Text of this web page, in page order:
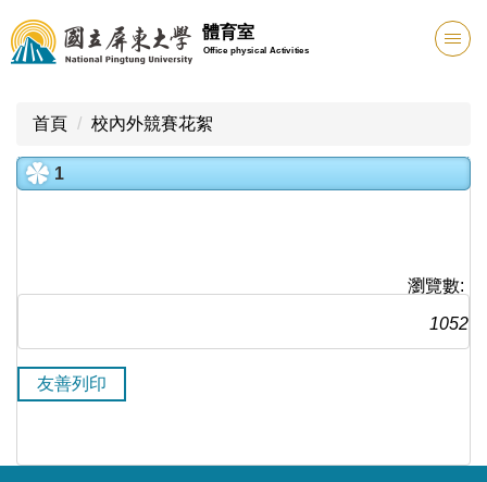
跳
到
主
區
體育室
Office physical Activities
首頁 校內外競賽花絮
1
瀏覽數:
1052
友善列印